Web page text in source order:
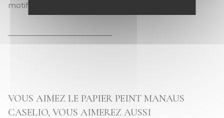
motifs. Direction les pays chauds !
VOUS AIMEZ LE PAPIER PEINT MANAUS
CASELIO, VOUS AIMEREZ AUSSI